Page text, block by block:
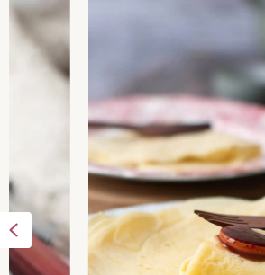
Previous